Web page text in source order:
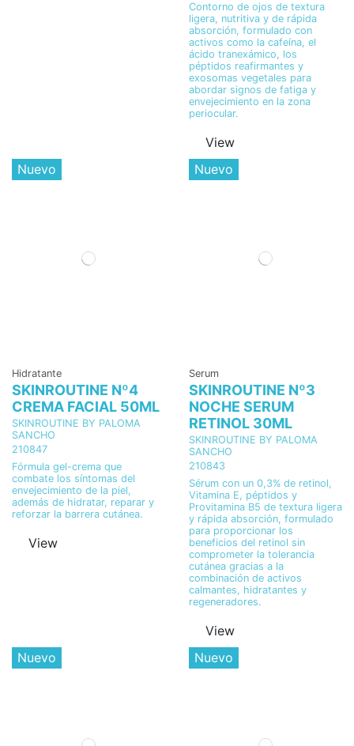
Contorno de ojos de textura
ligera, nutritiva y de rápida
absorción, formulado con
activos como la cafeína, el
ácido tranexámico, los
péptidos reafirmantes y
exosomas vegetales para
abordar signos de fatiga y
envejecimiento en la zona
periocular.
View
Nuevo
Hidratante
SKINROUTINE Nº4
CREMA FACIAL 50ML
SKINROUTINE BY PALOMA
SANCHO
210847
Fórmula gel-crema que
combate los síntomas del
envejecimiento de la piel,
además de hidratar, reparar y
reforzar la barrera cutánea.
View
Nuevo
Serum
SKINROUTINE Nº3
NOCHE SERUM
RETINOL 30ML
SKINROUTINE BY PALOMA
SANCHO
210843
Sérum con un 0,3% de retinol,
Vitamina E, péptidos y
Provitamina B5 de textura ligera
y rápida absorción, formulado
para proporcionar los
beneficios del retinol sin
comprometer la tolerancia
cutánea gracias a la
combinación de activos
calmantes, hidratantes y
regeneradores.
View
Nuevo
Nuevo